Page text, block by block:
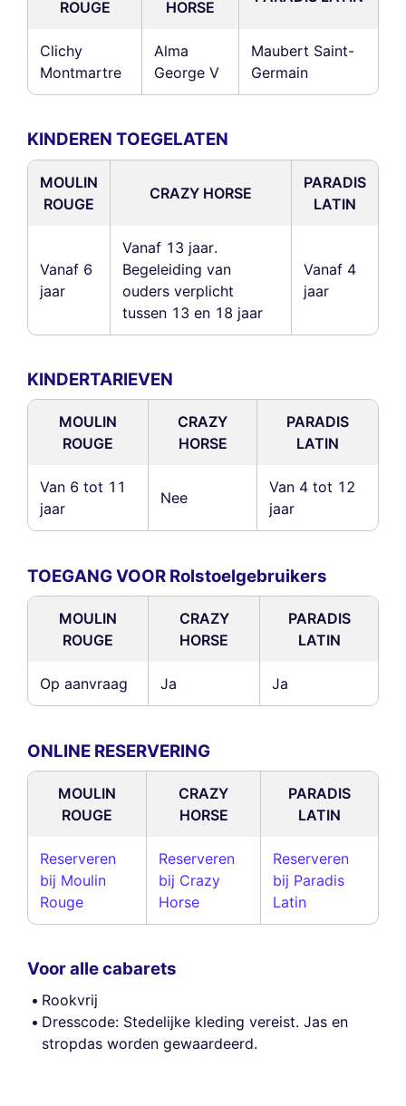
ROUGE HORSE
Clichy
Montmartre
Alma
George V
Maubert Saint-
Germain
KINDEREN TOEGELATEN
MOULIN
ROUGE
CRAZY HORSE
PARADIS
LATIN
Vanaf 6
jaar
Vanaf 13 jaar.
Begeleiding van
ouders verplicht
tussen 13 en 18 jaar
Vanaf 4
jaar
KINDERTARIEVEN
MOULIN
ROUGE
CRAZY
HORSE
PARADIS
LATIN
Van 6 tot 11
jaar
Nee
Van 4 tot 12
jaar
TOEGANG VOOR Rolstoelgebruikers
MOULIN
ROUGE
CRAZY
HORSE
PARADIS
LATIN
Op aanvraag Ja Ja
ONLINE RESERVERING
MOULIN
ROUGE
CRAZY
HORSE
PARADIS
LATIN
Reserveren
bij Moulin
Rouge
Reserveren
bij Crazy
Horse
Reserveren
bij Paradis
Latin
Voor alle cabarets
Rookvrij
Dresscode: Stedelijke kleding vereist. Jas en
stropdas worden gewaardeerd.